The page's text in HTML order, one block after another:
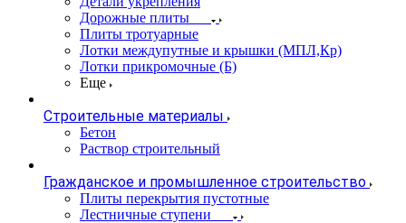
Дорожные плиты
Плиты тротуарные
Лотки междупутные и крышки (МПЛ,Кр)
Лотки прикромочные (Б)
Еще
Строительные материалы
Бетон
Раствор строительный
Гражданское и промышленное строительство
Плиты перекрытия пустотные
Лестничные ступени